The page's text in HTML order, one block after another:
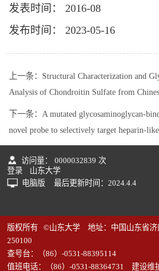
发表时间： 2016-08
发布时间： 2023-05-16
上一条： Structural Characterization and
Analysis of Chondroitin Sulfate from
下一条： A mutated glycosaminoglycan-
novel probe to selectively target heparin-
访问量： 0000032839 次
登录
山东大学
电脑版
最后更新时间： 2024. 4. 4
版权所有 ©山东大学 地址：中国山东省济
250100
查号台：（86）-0531-88395114
值班电话：（86）-0531-88364731 建设维